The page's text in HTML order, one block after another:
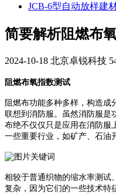
JCB-6型自动放样建
简要解析阻燃布
2024-10-18 北京卓锐科技
阻燃布氧指数测试
阻燃布功能多种多样，构造成
联想到消防服。虽然消防服是
布绝不仅仅只是应用在消防服
一些重要行业，如矿产、石油
相较于普通织物的缩水率测试
复杂，因为它们的一些技术特